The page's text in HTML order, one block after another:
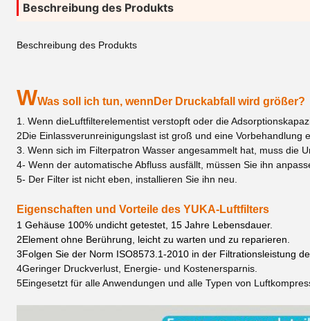
Beschreibung des Produkts
Beschreibung des Produkts
WWas soll ich tun, wenn Der Druckabfall wird größer?
1. Wenn dieLuftfilterelementist verstopft oder die
2Die Einlassverunreinigungslast ist groß und eine Vorbehandlung
3. Wenn sich im Filterpatron Wasser angesammelt hat, muss die
4- Wenn der automatische Abfluss ausfällt, müssen Sie ihn
5- Der Filter ist nicht eben, installieren Sie ihn neu.
Eigenschaften und Vorteile des YUKA-Luftfilters
1 Gehäuse 100% undicht getestet, 15 Jahre Lebensdauer.
2Element ohne Berührung, leicht zu warten und zu reparieren.
3Folgen Sie der Norm ISO8573.1-2010 in der Filtrationsleistung
4Geringer Druckverlust, Energie- und Kostenersparnis.
5Eingesetzt für alle Anwendungen und alle Typen von